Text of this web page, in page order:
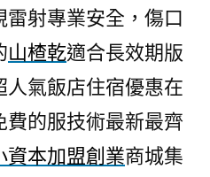
雷射專業安全，傷口
山楂乾適合長效期版
氣飯店住宿優惠在
費的服技術最新最齊
資本加盟創業商城集